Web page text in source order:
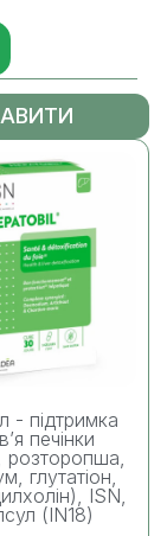
- підтримка
печінки
розторопша,
глутатіон,
ISN,
(IN18)